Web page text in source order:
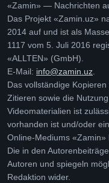
«Zamin» — Nachrichten
Das Projekt «Zamin.uz»
2014 auf und ist als
1117 vom 5. Juli 2016
«ALLTEN» (GmbH).
E-Mail: info@zamin.uz
Das vollständige
Zitieren sowie die
Videomaterialien ist
vorhanden ist und/oder
Online-Mediums «Zamin»
Die in den
Autoren und spiegeln
Redaktion wider.